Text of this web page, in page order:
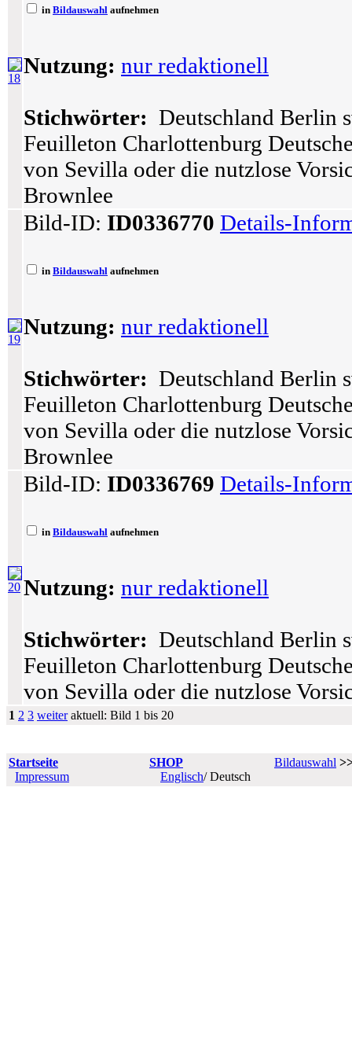
18
in Bildauswahl aufnehmen
Nutzung: nur redaktionell
Stichwörter: Deutschland Berlin
Feuilleton Charlottenburg
von Sevilla oder die nutzlose
Brownlee
19
Bild-ID: ID0336770 Details-
in Bildauswahl aufnehmen
Nutzung: nur redaktionell
Stichwörter: Deutschland Berlin
Feuilleton Charlottenburg
von Sevilla oder die nutzlose
Brownlee
20
Bild-ID: ID0336769 Details-
in Bildauswahl aufnehmen
Nutzung: nur redaktionell
Stichwörter: Deutschland Berlin
Feuilleton Charlottenburg
von Sevilla oder die nutzlose
1 2 3 weiteraktuell: Bild 1 bis 20
Startseite SHOP Bildauswahl
Impressum
Englisch/ Deutsch